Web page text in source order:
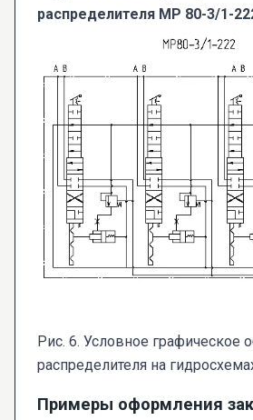
распределителя МР 80-3/1-
Рис. 6. Условное графическое
распределителя на
Примеры оформления